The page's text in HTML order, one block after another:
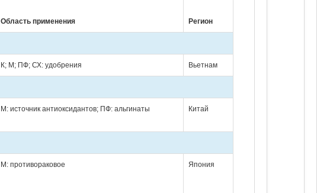
Область применения Регион
К; М; ПФ; СХ: удобрения Вьетнам
М: источник антиоксидантов; ПФ: альгинаты Китай
М: противораковое Япония